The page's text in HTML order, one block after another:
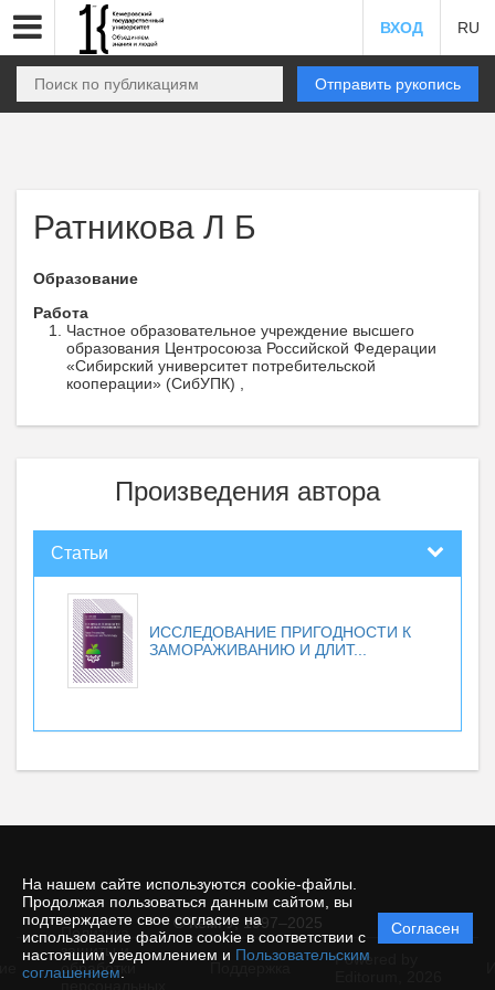
На нашем сайте используются cookie-файлы.
Продолжая пользоваться данным сайтом, вы
подтверждаете свое согласие на
использование файлов cookie в соответствии с
настоящим уведомлением и Пользовательским
соглашением
Согласен
ВХОД RU
Отправить рукопись
Ратникова Л Б
Образование
Работа
Частное образовательное учреждение высшего
образования Центросоюза Российской Федерации
«Сибирский университет потребительской
кооперации» (СибУПК) ,
Произведения автора
Статьи
ИССЛЕДОВАНИЕ ПРИГОДНОСТИ К
ЗАМОРАЖИВАНИЮ И ДЛИТ...
© КемГУ, 1997–2025
Политика
защиты и
обработки
Powered by